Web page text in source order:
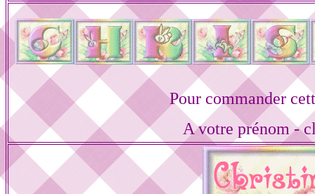
Pour commander
A votre prénom -